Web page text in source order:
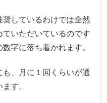
しているわけでは全然
いただいているのです
字に落ち着かれます。
、月に１回くらいが通
す。